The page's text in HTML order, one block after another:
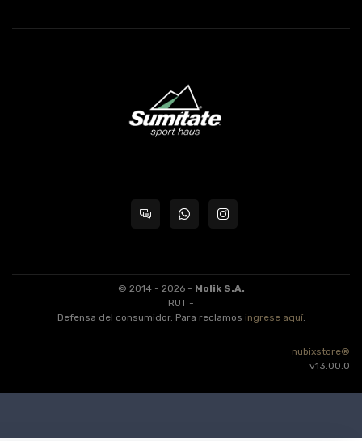
© 2014 - 2026 - Molik S.A.
RUT -
Defensa del consumidor. Para reclamos ingrese aquí.
nubixstore®
v13.00.0